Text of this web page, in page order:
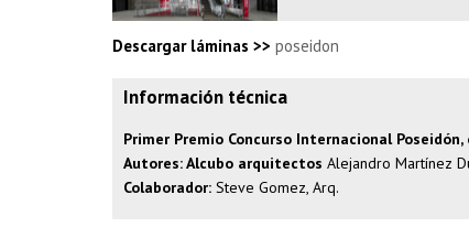
Descargar láminas >> poseidon
Información técnica
Primer Premio Concurso Internacional
Autores: Alcubo arquitectos Alejandro Martínez
Colaborador: Steve Gomez, Arq.